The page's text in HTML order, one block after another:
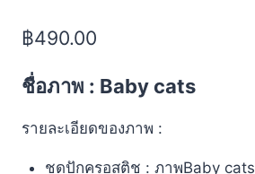
฿490.00
ชื่อภาพ : Baby cats
รายละเอียดของภาพ :
ชุดปักครอสติช : ภาพBaby cats